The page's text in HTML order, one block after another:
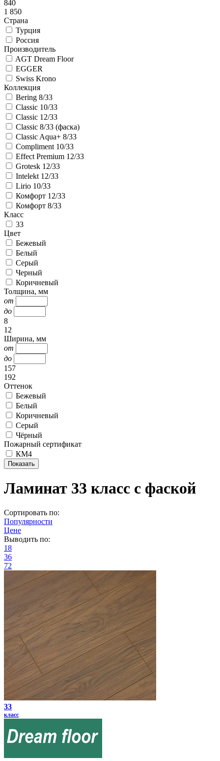
840
1 850
Страна
Турция
Россия
Производитель
AGT Dream Floor
EGGER
Swiss Krono
Коллекция
Bering 8/33
Classic 10/33
Classic 12/33
Classic 8/33 (фаска)
Classic Aqua+ 8/33
Compliment 10/33
Effect Premium 12/33
Grotesk 12/33
Intelekt 12/33
Lirio 10/33
Комфорт 12/33
Комфорт 8/33
Класс
33
Цвет
Бежевый
Белый
Серый
Черный
Коричневый
Толщина, мм
от
до
8
12
Ширина, мм
от
до
157
192
Оттенок
Бежевый
Белый
Коричневый
Серый
Чёрный
Пожарный сертификат
КМ4
Ламинат 33 класс с фаской
Сортировать по:
Популярности
Цене
Выводить по:
18
36
72
33
класс